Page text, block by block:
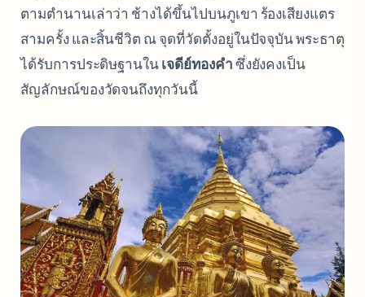
ตามตำนานเล่าว่า ช้างได้ขึ้นไปบนภูเขา ร้องเสียงแตร
สามครั้ง และสิ้นชีวิต ณ จุดที่วัดตั้งอยู่ในปัจจุบัน พระธาตุ
ได้รับการประดิษฐานในเจดีย์ทองคำซึ่งยังคงเป็น
สัญลักษณ์ของวัดจนถึงทุกวันนี้